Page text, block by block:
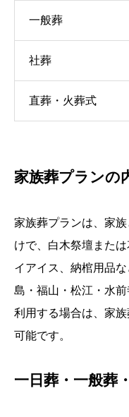
一般葬
社葬
直葬・火葬式
家族葬プランの
家族葬プランは、家
けで、白木祭壇また
イアイス、納棺用品
島・福山・松江・水
利用する場合は、家
可能です。
一日葬・一般葬